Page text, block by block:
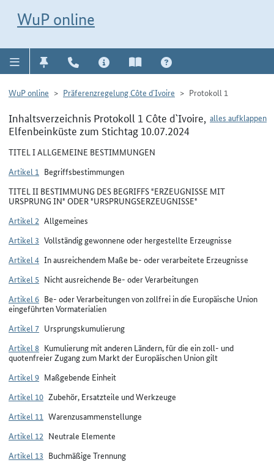
WuP online
WuP online Präferenzregelung Côte d`Ivoire Protokoll 1
alles aufklappen
Inhaltsverzeichnis Protokoll 1 Côte d`Ivoire,
Elfenbeinküste zum Stichtag 10.07.2024
TITEL I ALLGEMEINE BESTIMMUNGEN
Artikel 1 Begriffsbestimmungen
TITEL II BESTIMMUNG DES BEGRIFFS "ERZEUGNISSE MIT
URSPRUNG IN" ODER "URSPRUNGSERZEUGNISSE"
Artikel 2 Allgemeines
Artikel 3 Vollständig gewonnene oder hergestellte Erzeugnisse
Artikel 4 In ausreichendem Maße be- oder verarbeitete Erzeugnisse
Artikel 5 Nicht ausreichende Be- oder Verarbeitungen
Artikel 6 Be- oder Verarbeitungen von zollfrei in die Europäische Union
eingeführten Vormaterialien
Artikel 7 Ursprungskumulierung
Artikel 8 Kumulierung mit anderen Ländern, für die ein zoll- und
quotenfreier Zugang zum Markt der Europäischen Union gilt
Artikel 9 Maßgebende Einheit
Artikel 10 Zubehör, Ersatzteile und Werkzeuge
Artikel 11 Warenzusammenstellunge
Artikel 12 Neutrale Elemente
Artikel 13 Buchmäßige Trennung